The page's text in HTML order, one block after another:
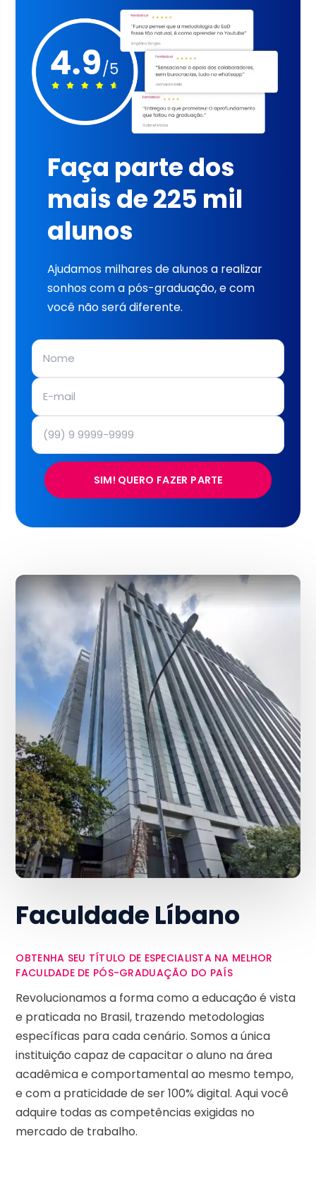
Faça parte dos
mais de 225 mil
alunos
Ajudamos milhares de alunos a realizar
sonhos com a pós-graduação, e com
você não será diferente.
SIM! QUERO FAZER PARTE
Faculdade Líbano
OBTENHA SEU TÍTULO DE ESPECIALISTA NA MELHOR
FACULDADE DE PÓS-GRADUAÇÃO DO PAÍS
Revolucionamos a forma como a educação é vista
e praticada no Brasil, trazendo metodologias
específicas para cada cenário. Somos a única
instituição capaz de capacitar o aluno na área
acadêmica e comportamental ao mesmo tempo,
e com a praticidade de ser 100% digital. Aqui você
adquire todas as competências exigidas no
mercado de trabalho.